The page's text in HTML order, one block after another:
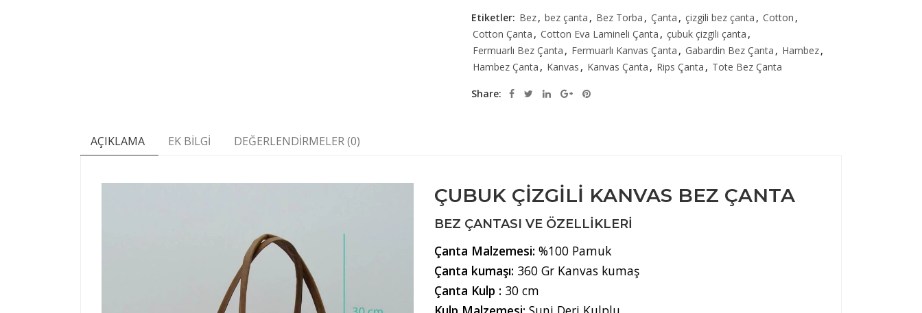
Etiketler: Bez, bez çanta , Bez Torba , Çanta , çizgili bez çanta , Cotton ,
Cotton Çanta , Cotton Eva Lamineli Çanta , çubuk çizgili çanta ,
Fermuarlı Bez Çanta , Fermuarlı Kanvas Çanta , Gabardin Bez Çanta , Hambez,
Hambez Çanta , Kanvas , Kanvas Çanta , Rips Çanta , Tote Bez Çanta
Share:
AÇIKLAMA EK BILGI DEĞERLENDIRMELER (0)
ÇUBUK ÇİZGİLİ KANVAS BEZ ÇANTA
BEZ ÇANTASI VE ÖZELLIKLERI
Çanta Malzemesi: %100 Pamuk
Çanta kumaşı: 360 Gr Kanvas kumaş
Çanta Kulp : 30 cm